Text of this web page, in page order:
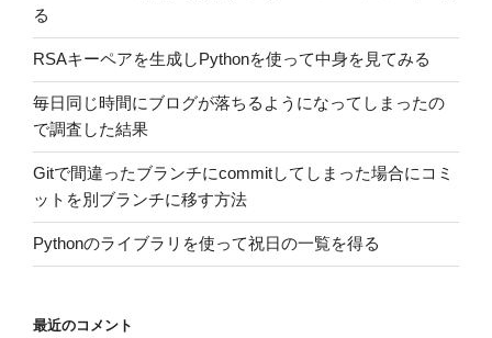
る
RSAキーペアを生成しPythonを使って中身を見てみる
毎日同じ時間にブログが落ちるようになってしまったの
で調査した結果
Gitで間違ったブランチにcommitしてしまった場合にコミ
ットを別ブランチに移す方法
Pythonのライブラリを使って祝日の一覧を得る
最近のコメント